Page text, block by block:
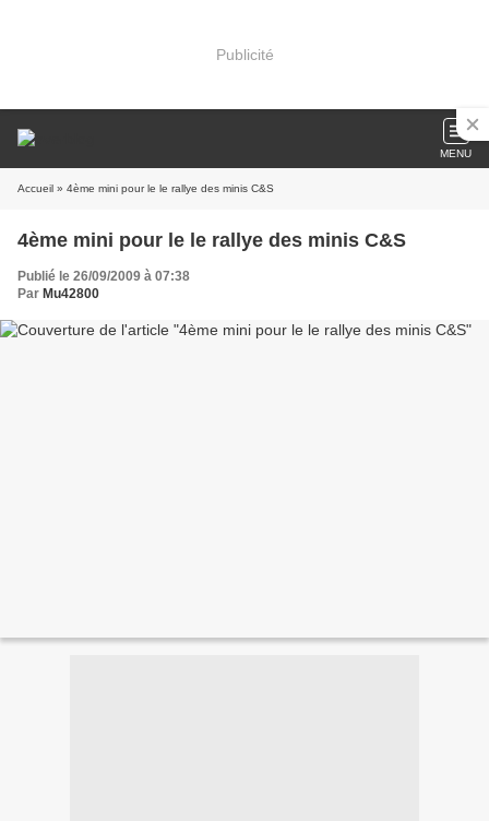
Publicité
MENU
Accueil » 4ème mini pour le le rallye des minis C&S
4ème mini pour le le rallye des minis C&S
Publié le 26/09/2009 à 07:38
Par Mu42800